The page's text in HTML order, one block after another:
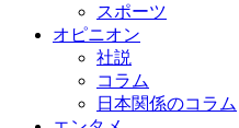
スポーツ
オピニオン
社説
コラム
日本関係のコラム